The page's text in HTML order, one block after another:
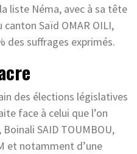
liste Néma, avec à sa tête
Saïd OMAR OILI,
des suffrages exprimés.
des élections législatives
face à celui que l’on
SAID TOUMBOU,
et notamment d’une